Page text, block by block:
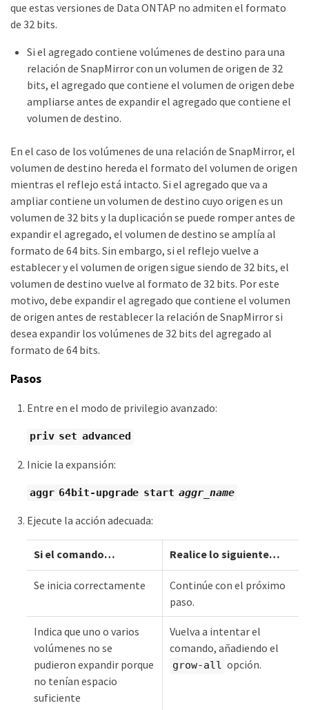
que estas versiones de Data ONTAP no admiten el formato
de 32 bits.
Si el agregado contiene volúmenes de destino para una
relación de SnapMirror con un volumen de origen de 32
bits, el agregado que contiene el volumen de origen debe
ampliarse antes de expandir el agregado que contiene el
volumen de destino.
En el caso de los volúmenes de una relación de SnapMirror, el
volumen de destino hereda el formato del volumen de origen
mientras el reflejo está intacto. Si el agregado que va a
ampliar contiene un volumen de destino cuyo origen es un
volumen de 32 bits y la duplicación se puede romper antes de
expandir el agregado, el volumen de destino se amplía al
formato de 64 bits. Sin embargo, si el reflejo vuelve a
establecer y el volumen de origen sigue siendo de 32 bits, el
volumen de destino vuelve al formato de 32 bits. Por este
motivo, debe expandir el agregado que contiene el volumen
de origen antes de restablecer la relación de SnapMirror si
desea expandir los volúmenes de 32 bits del agregado al
formato de 64 bits.
Pasos
Entre en el modo de privilegio avanzado:
priv set advanced
Inicie la expansión:
aggr 64bit-upgrade startaggr_name
Ejecute la acción adecuada:
Si el comando…​ Realice lo siguiente…​
Se inicia correctamente
Continúe con el próximo
paso.
Indica que uno o varios
volúmenes no se
pudieron expandir porque
no tenían espacio
suficiente
Vuelva a intentar el
comando, añadiendo el
grow-all opción.